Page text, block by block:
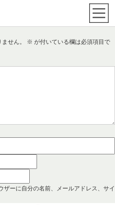
せん。 ※ が付いている欄は必須項目で
ザーに自分の名前、メールアドレス、サイ